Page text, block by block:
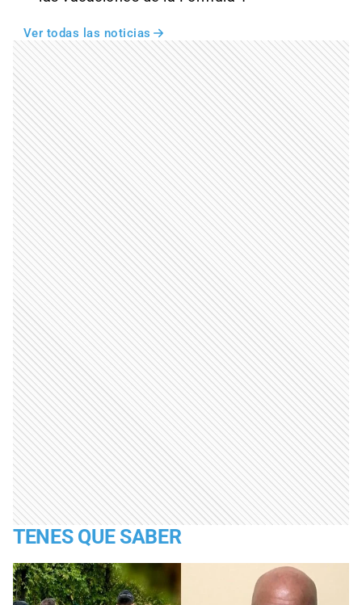
Ver todas las noticias
TENES QUE SABER